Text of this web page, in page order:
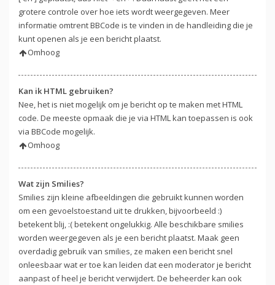
grotere controle over hoe iets wordt weergegeven. Meer
informatie omtrent BBCode is te vinden in de handleiding die je
kunt openen als je een bericht plaatst.
Omhoog
Kan ik HTML gebruiken?
Nee, het is niet mogelijk om je bericht op te maken met HTML
code. De meeste opmaak die je via HTML kan toepassen is ook
via BBCode mogelijk.
Omhoog
Wat zijn Smilies?
Smilies zijn kleine afbeeldingen die gebruikt kunnen worden
om een gevoelstoestand uit te drukken, bijvoorbeeld :)
betekent blij, :( betekent ongelukkig. Alle beschikbare smilies
worden weergegeven als je een bericht plaatst. Maak geen
overdadig gebruik van smilies, ze maken een bericht snel
onleesbaar wat er toe kan leiden dat een moderator je bericht
aanpast of heel je bericht verwijdert. De beheerder kan ook